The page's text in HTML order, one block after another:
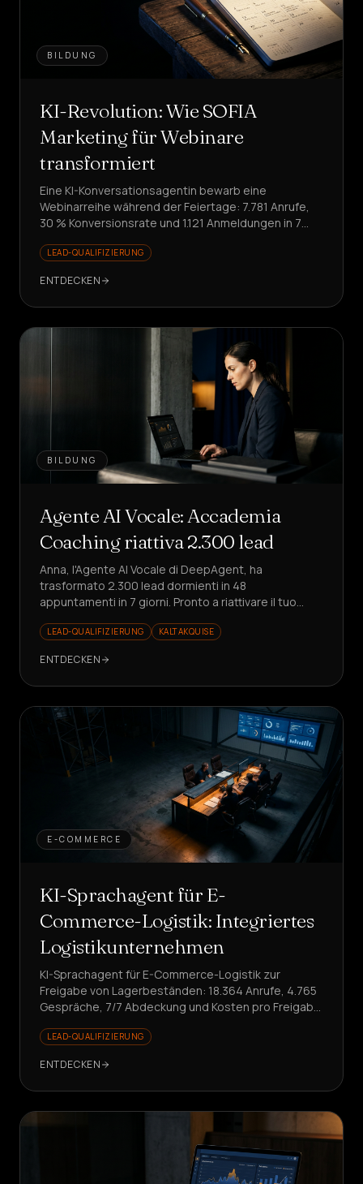
BILDUNG
KI-Revolution: Wie SOFIA
Marketing für Webinare
transformiert
Eine KI-Konversationsagentin bewarb eine
Webinarreihe während der Feiertage: 7.781 Anrufe,
30 % Konversionsrate und 1.121 Anmeldungen in 7
LEAD-QUALIFIZIERUNG
ENTDECKEN
BILDUNG
Agente AI Vocale: Accademia
Coaching riattiva 2.300 lead
Anna, l'Agente AI Vocale di DeepAgent, ha
trasformato 2.300 lead dormienti in 48
appuntamenti in 7 giorni. Pronto a riattivare il tuo
LEAD-QUALIFIZIERUNG KALTAKQUISE
ENTDECKEN
E-COMMERCE
KI-Sprachagent für E-
Commerce-Logistik: Integriertes
Logistikunternehmen
KI-Sprachagent für E-Commerce-Logistik zur
Freigabe von Lagerbeständen: 18.364 Anrufe, 4.765
Gespräche, 7/7 Abdeckung und Kosten pro Freigabe
LEAD-QUALIFIZIERUNG
ENTDECKEN